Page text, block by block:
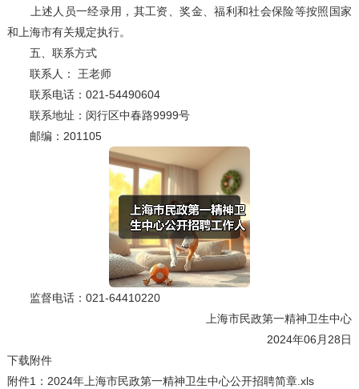
上述人员一经录用，其工资、奖金、福利和社会保险等按照国家
和上海市有关规定执行。
五、联系方式
联系人： 王老师
联系电话：021-54490604
联系地址：闵行区中春路9999号
邮编：201105
监督电话：021-64410220
上海市民政第一精神卫生中心
2024年06月28日
下载附件
附件1：2024年上海市民政第一精神卫生中心公开招聘简章.xls